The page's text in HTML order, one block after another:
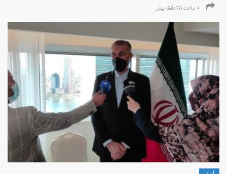
۸ ساعت ۳۵ دقیقه پیش